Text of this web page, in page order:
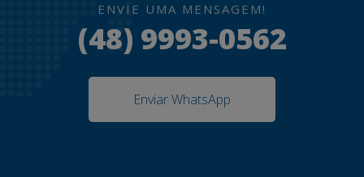
ENVIE UMA MENSAGEM!
(48) 9993-0562
Enviar WhatsApp